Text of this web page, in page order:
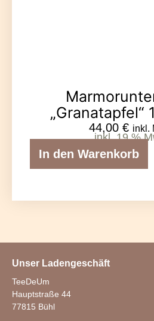
„Granatapfel“
44,00 € inkl.
inkl. 19 %
In den Warenkorb
Unser Ladengeschäft
TeeDeUm
Hauptstraße 44
77815 Bühl